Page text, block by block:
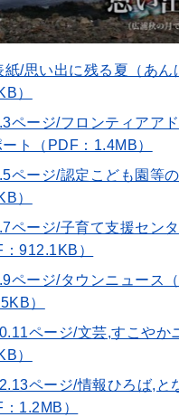
紙/思い出に残る夏（あん
）
ページ/フロンティアア
ト（PDF：1.4MB）
ページ/認定こども園等
）
ページ/子育て支援セン
：912.1KB）
ページ/タウンニュース（
）
ページ/文芸,すこやか
）
ページ/情報ひろば,と
：1.2MB）